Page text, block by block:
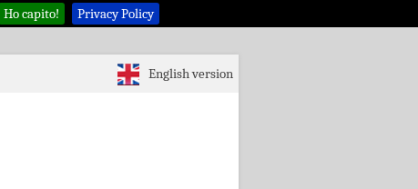
Ho capito! Privacy Policy
English version